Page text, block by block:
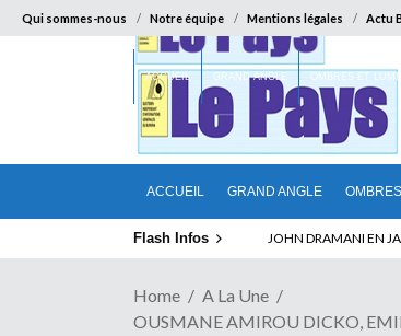
Qui sommes-nous Notre équipe Mentions légales Actu
ACCUEIL GRAND ANGLE
ACCUEIL GRAND ANGLE OMBRES ET
Flash Infos JOHN DRAMANI EN
Home
A La Une
OUSMANE AMIROU DICKO,